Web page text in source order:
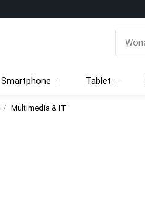
Smartphone Tablet
Multimedia & IT